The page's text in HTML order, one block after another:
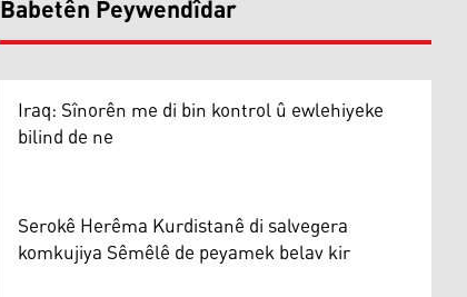
Babetên Peywendîdar
Iraq: Sînorên me di bin kontrol û ewlehiyeke
bilind de ne
Serokê Herêma Kurdistanê di salvegera
komkujiya Sêmêlê de peyamek belav kir